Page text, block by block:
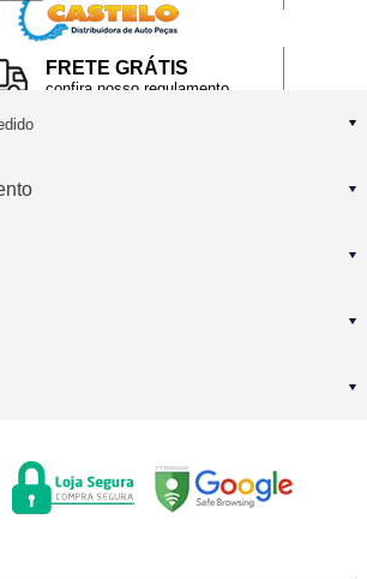
FRETE GRÁTIS
confira nosso regulamento